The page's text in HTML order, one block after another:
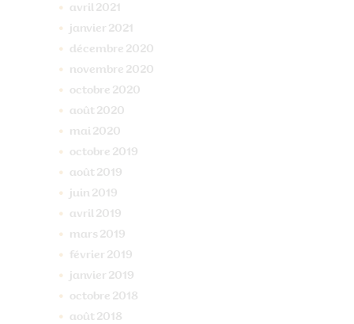
avril 2021
janvier 2021
décembre 2020
novembre 2020
octobre 2020
août 2020
mai 2020
octobre 2019
août 2019
juin 2019
avril 2019
mars 2019
février 2019
janvier 2019
octobre 2018
août 2018